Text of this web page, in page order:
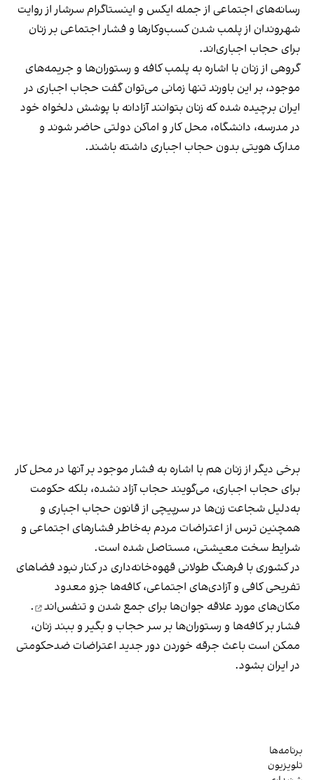
رسانه‎‌های اجتماعی از جمله ایکس و اینستاگرام سرشار از روایت
شهروندان از پلمب شدن کسب‌وکارها و فشار اجتماعی بر زنان
برای حجاب اجباری‌اند.
گروهی از زنان با اشاره به پلمب کافه و رستوران‌ها و جریمه‌های
موجود، بر این باورند تنها زمانی می‌توان گفت حجاب اجباری در
ایران برچیده شده که زنان بتوانند آزادانه با پوشش دلخواه خود
در مدرسه، دانشگاه، محل کار و اماکن دولتی حاضر شوند و
مدارک هویتی بدون حجاب اجباری داشته باشند.
برخی دیگر از زنان هم با اشاره به فشار موجود بر آنها در محل کار
برای حجاب اجباری، می‌گویند حجاب آزاد نشده، بلکه حکومت
به‌دلیل شجاعت زن‌ها در سرپیچی از قانون حجاب اجباری و
همچنین ترس از اعتراضات مردم به‌خاطر فشارهای اجتماعی و
شرایط سخت معیشتی، مستاصل شده است.
در کشوری با فرهنگ طولانی قهوه‌‌خانه‌داری در کنار نبود فضاهای
تفریحی کافی و آزادی‌های اجتماعی، کافه‌ها جزو معدود
مکان‌های مورد علاقه جوان‌ها برای جمع شدن و تنفس‌اند
.
فشار بر کافه‌ها و رستوران‌ها بر سر حجاب و بگیر و ببند زنان،
ممکن است باعث جرقه خوردن دور جدید اعتراضات ضدحکومتی
در ایران بشود.
برنامه‌ها
تلویزیون